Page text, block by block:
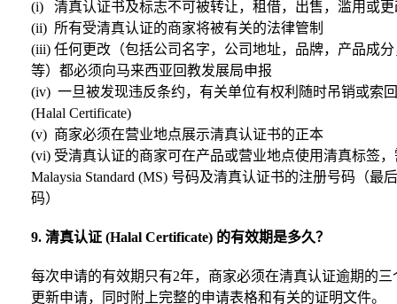
(i) 清真认证书及标志不可被转让，租借，出售，滥用或
(ii) 所有受清真认证的商家将被有关的法律管制
(iii) 任何更改（包括公司名字，公司地址，品牌，产品成
等）都必须向马来西亚回教发展局申报
(iv) 一旦被发现违反条约，有关单位有权利随时吊销或索
(Halal Certificate)
(v) 商家必须在营业地点展示清真认证书的正本
(vi) 受清真认证的商家可在产品或营业地点使用清真标签
Malaysia Standard (MS) 号码及清真认证书的注册号码（最
码）
9. 清真认证 (Halal Certificate) 的有效期是多久？
每次申请的有效期只有2年，商家必须在清真认证逾期的三
更新申请，同时附上完整的申请表格和有关的证明文件。